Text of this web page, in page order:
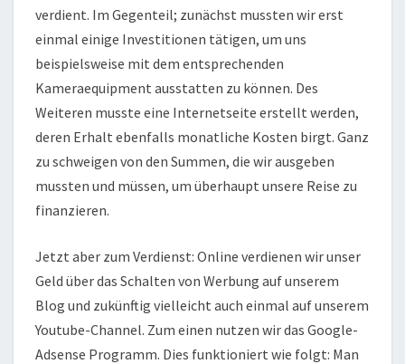
verdient. Im Gegenteil; zunächst mussten wir erst
einmal einige Investitionen tätigen, um uns
beispielsweise mit dem entsprechenden
Kameraequipment ausstatten zu können. Des
Weiteren musste eine Internetseite erstellt werden,
deren Erhalt ebenfalls monatliche Kosten birgt. Ganz
zu schweigen von den Summen, die wir ausgeben
mussten und müssen, um überhaupt unsere Reise zu
finanzieren.
Jetzt aber zum Verdienst: Online verdienen wir unser
Geld über das Schalten von Werbung auf unserem
Blog und zukünftig vielleicht auch einmal auf unserem
Youtube-Channel. Zum einen nutzen wir das Google-
Adsense Programm. Dies funktioniert wie folgt: Man